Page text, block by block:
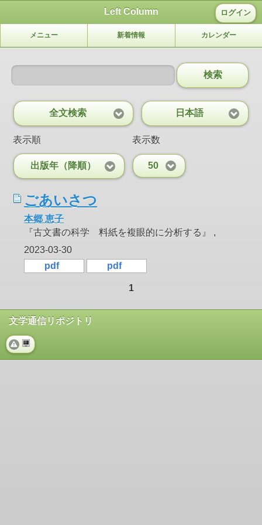
Left Column ログイン
メニュー 新着情報 カレンダー
検索
全文検索 日本語
表示順 表示数
出版年（降順） 50
ごあいさつ
本郷 恵子
『古文書の科学 料紙を複眼的に分析する』 ,
2023-03-30
pdf
pdf
1
文学通信リポジトリ